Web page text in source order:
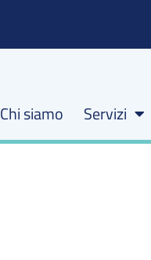
Chi siamo Servizi